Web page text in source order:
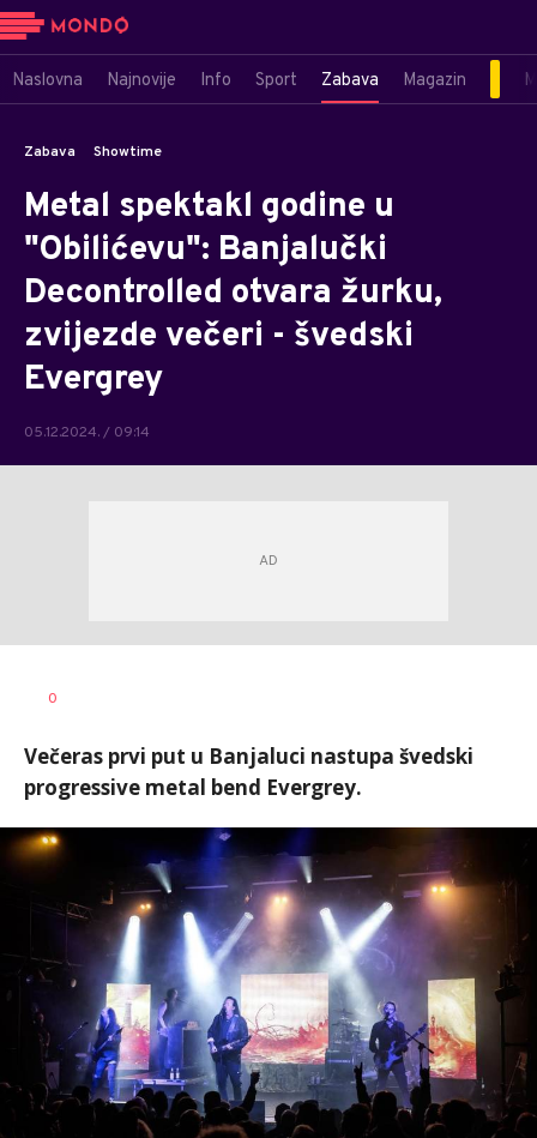
Naslovna Najnovije Info Sport Zabava Magazin
Zabava Showtime
Metal spektakl godine u
"Obilićevu": Banjalučki
Decontrolled otvara žurku,
zvijezde večeri - švedski
Evergrey
05.12.2024. / 09:14
AUTOR
0
Večeras prvi put u Banjaluci nastupa švedski
progressive metal bend Evergrey.